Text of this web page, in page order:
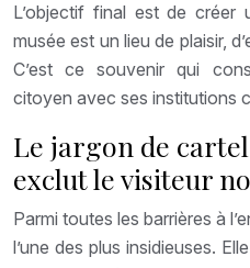
L’objectif final est de créer
musée est un lieu de plaisir,
C’est ce souvenir qui
citoyen avec ses institutions
Le jargon de
exclut le visiteur
Parmi toutes les barrières à
l’une des plus insidieuses.